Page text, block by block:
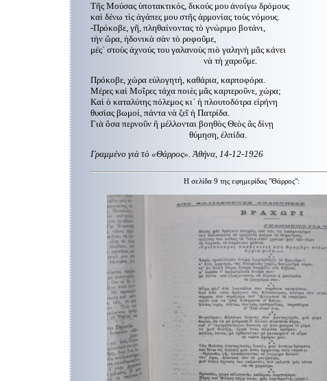
Τῆς Μούσας ὑποτακτικός, δικούς μου ἀνοίγω δρόμους
καὶ δένω τὶς ἀγάπες μου στῆς ἁρμονίας τοὺς νόμους.
-Πρόκοβε, γῆ, πληθαίνοντας τὸ γνώριμο βοτάνι,
τὴν ὥρα, ἡδονικὰ σὰν τὸ ροφοῦμε,
μές᾿ στοὺς ἀχνούς του γαλανοὺς πιὸ γαληνὴ μᾶς κάνει
νὰ τὴ χαροῦμε.
Πρόκοβε, χώρα εὐλογητή, καθάρια, καρποφόρα.
Μέρες καὶ Μοῖρες τάχα ποιὲς μᾶς καρτεροῦνε, χώρα;
Καὶ ὁ καταλύτης πόλεμος κι᾿ ἡ πλουτοδότρα εἰρήνη
θυσίας βωμοί, πάντα νὰ ζεῖ ἡ Πατρίδα.
Γιὰ ὅσα περνοῦν ἢ μέλλονται βοηθὸς Θεὸς ἂς δίνῃ
θύμηση, ἐλπίδα.
Γραμμένο γιὰ τὸ «Θάρρος». Ἀθήνα, 14-12-1926
Η σελίδα 9 της εφημερίδας "Θάρρος":